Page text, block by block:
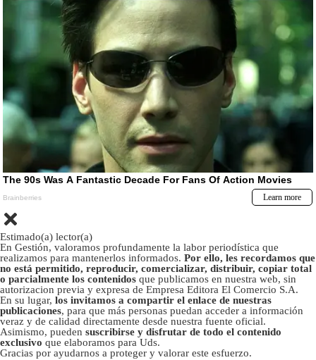
Estimado(a) lector(a)
En Gestión, valoramos profundamente la labor periodística que
realizamos para mantenerlos informados. Por ello, les recordamos que
no está permitido, reproducir, comercializar, distribuir, copiar total
o parcialmente los contenidos que publicamos en nuestra web, sin
autorizacion previa y expresa de Empresa Editora El Comercio S.A.
En su lugar, los invitamos a compartir el enlace de nuestras
publicaciones, para que más personas puedan acceder a información
veraz y de calidad directamente desde nuestra fuente oficial.
Asimismo, pueden suscribirse y disfrutar de todo el contenido
exclusivo que elaboramos para Uds.
Gracias por ayudarnos a proteger y valorar este esfuerzo.